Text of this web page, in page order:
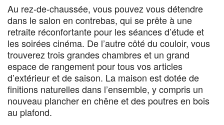
Au rez-de-chaussée, vous pouvez vous détendre
dans le salon en contrebas, qui se prête à une
retraite réconfortante pour les séances d’étude et
les soirées cinéma. De l’autre côté du couloir, vous
trouverez trois grandes chambres et un grand
espace de rangement pour tous vos articles
d’extérieur et de saison. La maison est dotée de
finitions naturelles dans l’ensemble, y compris un
nouveau plancher en chêne et des poutres en bois
au plafond.